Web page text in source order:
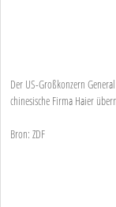
Der US-Großkonzern
chinesische Firma Haier
Bron: ZDF